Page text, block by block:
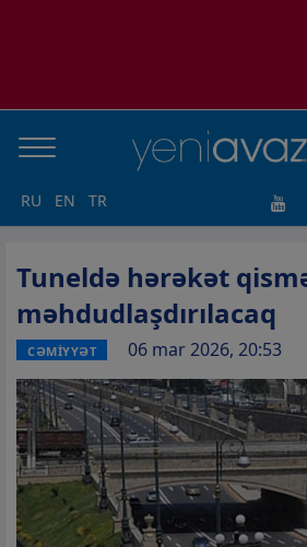
RU EN TR
Tuneldə hərəkət
məhdudlaşdırılacaq
CƏMİYYƏT 06 mar 2026, 20:53